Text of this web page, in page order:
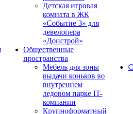
Детская игровая
комната в ЖК
«Событие 3» для
девелопера
«Донстрой»
Общественные
пространства
Мебель для зоны
выдачи коньков во
внутреннем
ледовом парке IT-
компании
Крупноформатный